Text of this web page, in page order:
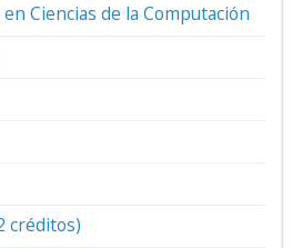
Ciencias de la Computación
créditos)